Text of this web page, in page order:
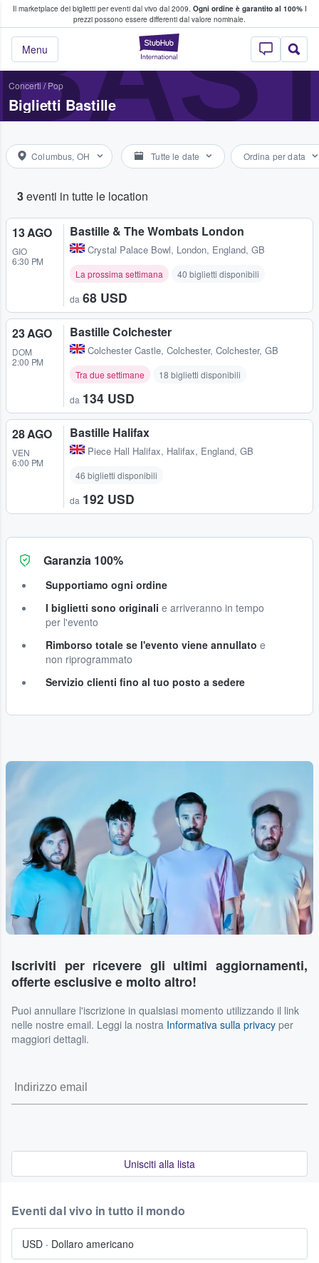
Il marketplace dei biglietti per eventi dal vivo dal 2009. Ogni ordine è garantito al 100%I
prezzi possono essere differenti dal valore nominale.
StubHub - Dove
Menu
fan comprano e vendono biglietti
Concerti/Pop
Biglietti Bastille
Columbus, OH Tutte le date Ordina per data
3eventi in tutte le location
13 AGO
GIO
6:30 PM
Bastille & The Wombats London
Crystal Palace Bowl, London, England, GB
La prossima settimana 40 biglietti disponibili
da 68 USD
23 AGO
DOM
2:00 PM
Bastille Colchester
Colchester Castle, Colchester, Colchester, GB
Tra due settimane 18 biglietti disponibili
da 134 USD
28 AGO
VEN
6:00 PM
Bastille Halifax
Piece Hall Halifax, Halifax, England, GB
46 biglietti disponibili
da 192 USD
Garanzia 100%
Supportiamo ogni ordine
I biglietti sono originali e arriveranno in tempo
per l'evento
Rimborso totale se l'evento viene annullato e
non riprogrammato
Servizio clienti fino al tuo posto a sedere
Iscriviti per ricevere gli ultimi aggiornamenti,
offerte esclusive e molto altro!
Puoi annullare l'iscrizione in qualsiasi momento utilizzando il link
nelle nostre email. Leggi la nostra Informativa sulla privacy per
maggiori dettagli.
Unisciti alla lista
Eventi dal vivo in tutto il mondo
USD · Dollaro americano